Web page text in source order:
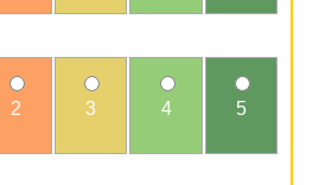
2 3 4 5